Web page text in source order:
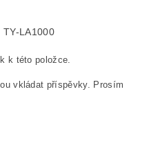
TY-LA1000
k této položce.
vkládat příspěvky. Prosím